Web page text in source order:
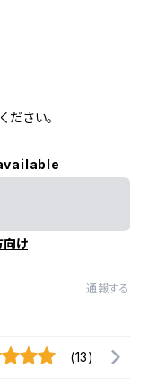
さい。
向け
通報する
(13)